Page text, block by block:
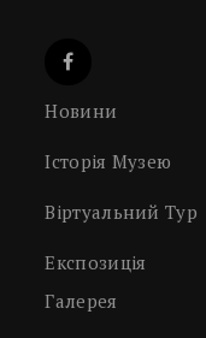
Новини
Історія Музею
Віртуальний Тур
Експозиція
Галерея